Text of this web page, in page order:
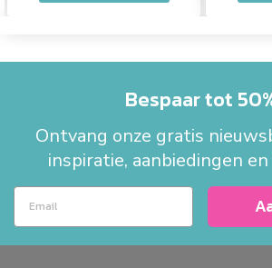
Bespaar tot
Ontvang onze gratis
inspiratie, aanbiedingen